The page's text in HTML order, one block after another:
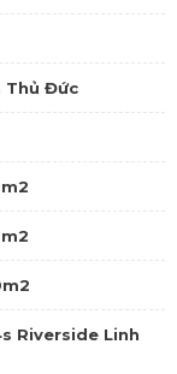
Thủ Đức
Riverside Linh